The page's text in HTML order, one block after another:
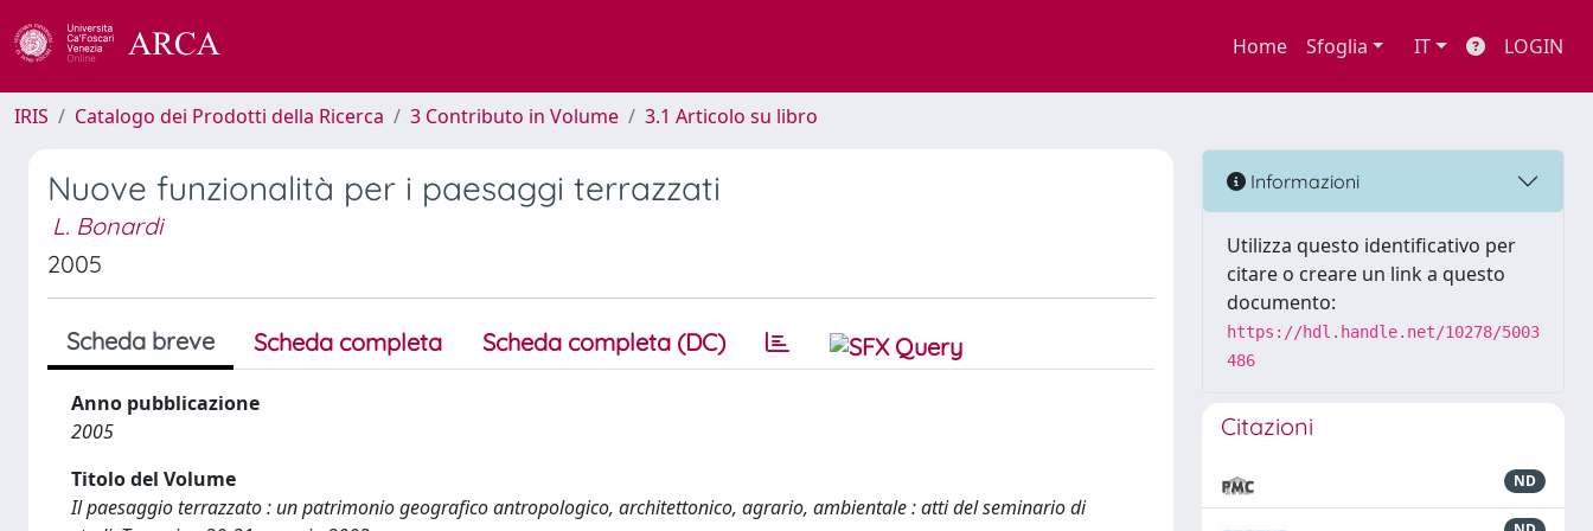
Home Sfoglia IT LOGIN
IRIS Catalogo dei Prodotti della Ricerca 3 Contributo in Volume 3.1 Articolo su libro
Nuove funzionalità per i paesaggi terrazzati
L. Bonardi
2005
Scheda breve Scheda completa Scheda completa (DC)
Anno pubblicazione
2005
Titolo del Volume
Il paesaggio terrazzato : un patrimonio geografico antropologico, architettonico, agrario, ambientale : atti del seminario di
Informazioni
Utilizza questo identificativo per
citare o creare un link a questo
documento:
https://hdl.handle.net/10278/5003
486
Citazioni
ND